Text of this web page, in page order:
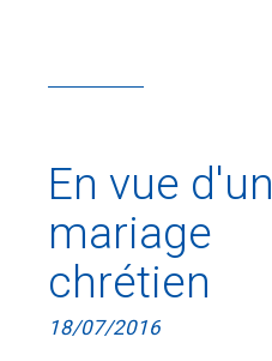
En vue d'un
mariage
chrétien
18/07/2016